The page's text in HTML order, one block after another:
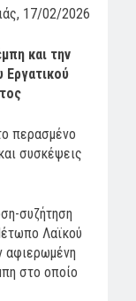
17/02/2026
και την
Εργατικού
περασμένο
συσκέψεις
συζήτηση
Λαϊκού
αφιερωμένη
στο οποίο